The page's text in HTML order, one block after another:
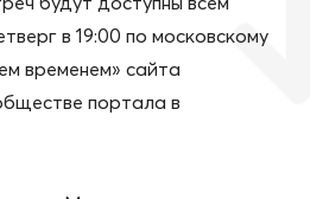
в 19:00 по московскому
временем» сайта
портала в